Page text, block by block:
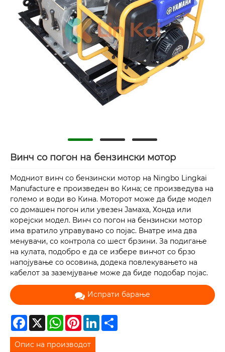
Винч со погон на бензински мотор
Модниот винч со бензински мотор на Ningbo Lingkai
Manufacture е произведен во Кина; се произведува на
големо и води во Кина. Моторот може да биде модел
со домашен погон или увезен Јамаха, Хонда или
корејски модел. Винч со погон на бензински мотор
има вратило управувано со појас. Внатре има два
менувачи, со контрола со шест брзини. За подигање
на кулата, подобро е да се избере винчот со брзо
напојување со осовина, додека повлекувањето на
кабелот за заземјување може да биде подобар појас.
Испрати барање
Facebook
X WhatsAppPinterestLinkedIn
Опис на производот